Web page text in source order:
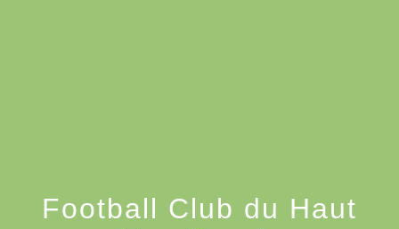
Football Club du Haut